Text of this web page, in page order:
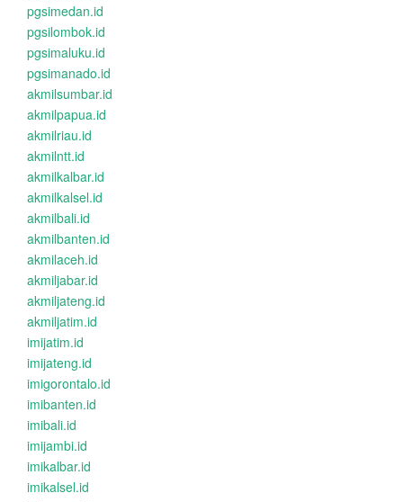
pgsimedan.id
pgsilombok.id
pgsimaluku.id
pgsimanado.id
akmilsumbar.id
akmilpapua.id
akmilriau.id
akmilntt.id
akmilkalbar.id
akmilkalsel.id
akmilbali.id
akmilbanten.id
akmilaceh.id
akmiljabar.id
akmiljateng.id
akmiljatim.id
imijatim.id
imijateng.id
imigorontalo.id
imibanten.id
imibali.id
imijambi.id
imikalbar.id
imikalsel.id